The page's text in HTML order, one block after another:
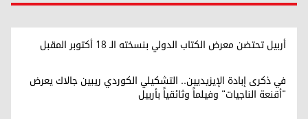
أربيل تحتضن معرض الكتاب الدولي بنسخته الـ 18 أكتوبر المقبل
في ذكرى إبادة الإيزيديين.. التشكيلي الكوردي ريبين جالاك يعرض
"أقنعة الناجيات" وفيلماً وثائقياً بأربيل